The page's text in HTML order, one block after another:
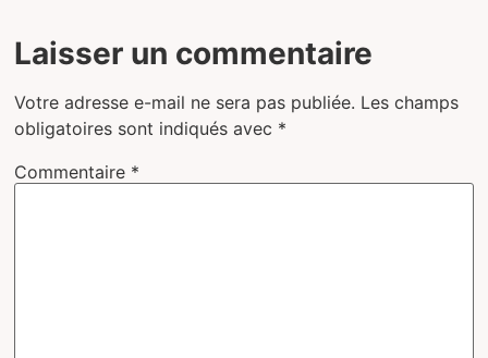
Laisser un commentaire
Votre adresse e-mail ne sera pas publiée. Les champs
obligatoires sont indiqués avec *
Commentaire *